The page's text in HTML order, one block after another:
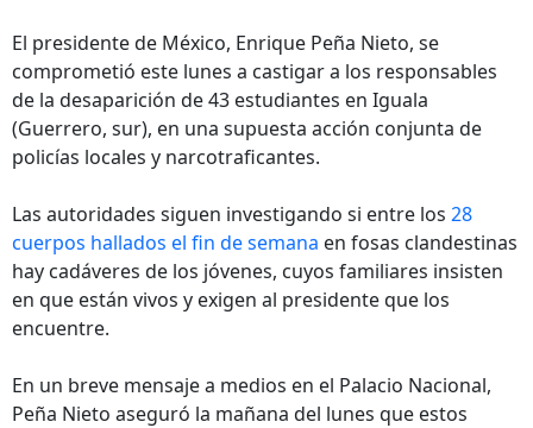
El presidente de México, Enrique Peña Nieto, se
comprometió este lunes a castigar a los responsables
de la desaparición de 43 estudiantes en Iguala
(Guerrero, sur), en una supuesta acción conjunta de
policías locales y narcotraficantes.
Las autoridades siguen investigando si entre los 28
cuerpos hallados el fin de semana en fosas clandestinas
hay cadáveres de los jóvenes, cuyos familiares insisten
en que están vivos y exigen al presidente que los
encuentre.
En un breve mensaje a medios en el Palacio Nacional,
Peña Nieto aseguró la mañana del lunes que estos